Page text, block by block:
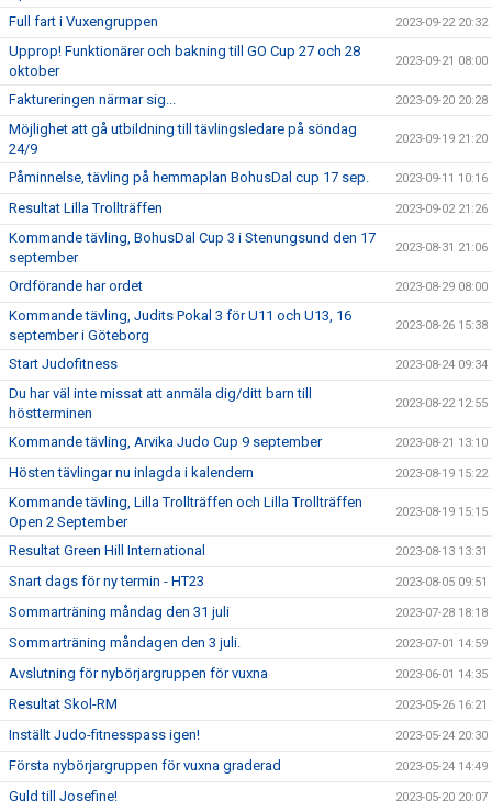
Full fart i Vuxengruppen
2023-09-22 20:32
Upprop! Funktionärer och bakning till GO Cup 27 och 28
oktober
2023-09-21 08:00
Faktureringen närmar sig... 2023-09-20 20:28
Möjlighet att gå utbildning till tävlingsledare på söndag
24/9
2023-09-19 21:20
Påminnelse, tävling på hemmaplan BohusDal cup 17 sep. 2023-09-11 10:16
Resultat Lilla Trollträffen 2023-09-02 21:26
Kommande tävling, BohusDal Cup 3 i Stenungsund den 17
september
2023-08-31 21:06
Ordförande har ordet 2023-08-29 08:00
Kommande tävling, Judits Pokal 3 för U11 och U13, 16
september i Göteborg
2023-08-26 15:38
Start Judofitness 2023-08-24 09:34
Du har väl inte missat att anmäla dig/ditt barn till
höstterminen
2023-08-22 12:55
Kommande tävling, Arvika Judo Cup 9 september 2023-08-21 13:10
Hösten tävlingar nu inlagda i kalendern 2023-08-19 15:22
Kommande tävling, Lilla Trollträffen och Lilla Trollträffen
Open 2 September
2023-08-19 15:15
Resultat Green Hill International 2023-08-13 13:31
Snart dags för ny termin - HT23 2023-08-05 09:51
Sommarträning måndag den 31 juli 2023-07-28 18:18
Sommarträning måndagen den 3 juli. 2023-07-01 14:59
Avslutning för nybörjargruppen för vuxna 2023-06-01 14:35
Resultat Skol-RM 2023-05-26 16:21
Inställt Judo-fitnesspass igen! 2023-05-24 20:30
Första nybörjargruppen för vuxna graderad 2023-05-24 14:49
Guld till Josefine! 2023-05-20 20:07